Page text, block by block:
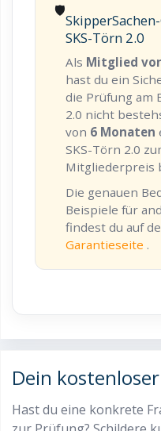
🛡️
SKS-Törn 2.0
Als Mitglied
hast du ein
die Prüfung am
2.0 nicht
von 6 Monaten
SKS-Törn 2.0
Mitgliederpreis
Die genauen
Beispiele für
findest du auf
Garantieseite .
Dein
Hast du eine konkrete